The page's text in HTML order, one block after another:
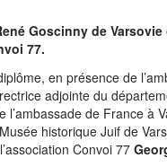
Goscinny de Varsovie
77.
, en présence de
adjointe du
l’ambassade de France à
historique Juif de
Convoi 77